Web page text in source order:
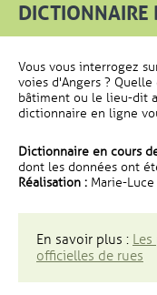
DICTIONNAIRE
Vous vous interrogez
voies d'Angers ?
bâtiment ou le lieu-dit
dictionnaire en ligne
Dictionnaire en cours
dont les données ont
Réalisation : Marie-
En savoir plus :
officielles de rues